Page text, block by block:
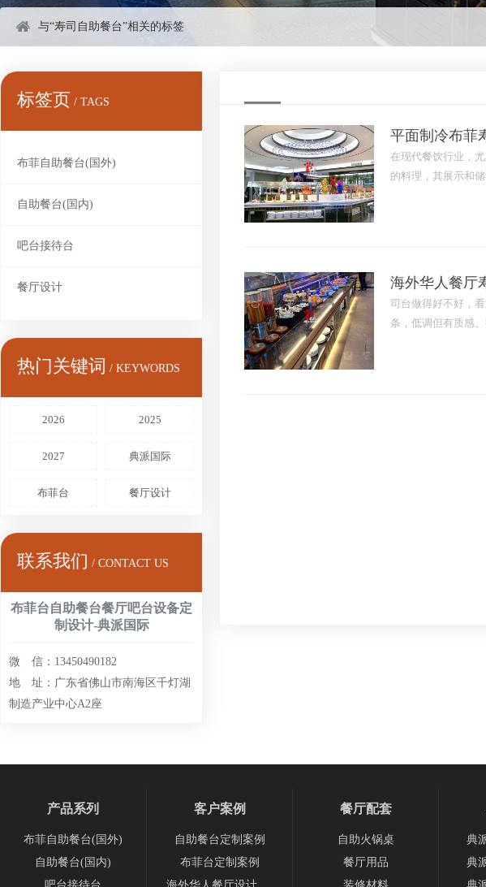
与“寿司自助餐台”相关的标签
标签页 / TAGS
布菲自助餐台(国外)
自助餐台(国内)
吧台接待台
餐厅设计
热门关键词 / KEYWORDS
2026 2025
2027 典派国际
布菲台 餐厅设计
联系我们 / CONTACT US
布菲台自助餐台餐厅吧台设备定
制设计-典派国际
微 信：13450490182
地 址：广东省佛山市南海区千灯湖
制造产业中心A2座
平面制冷布菲
在现代餐饮行业，
的料理，其展示和
海外华人餐厅
司台做得好不好，
条，低调但有质感
产品系列
布菲自助餐台(国外)
自助餐台(国内)
客户案例
自助餐台定制案例
布菲台定制案例
餐厅配套
自助火锅桌
餐厅用品
典
典